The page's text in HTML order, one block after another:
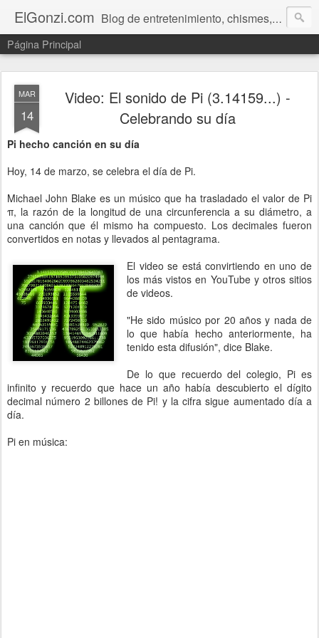
ElGonzi.com Blog de entretenimiento, chismes, humor, farándula, curiosidades, ovnis, noticias calientes, fotos, videos, paranormal y ¡más!
Página Principal
MAR
14
Video: El sonido de Pi (3.14159...) -
Celebrando su día
Pi hecho canción en su día
Hoy, 14 de marzo, se celebra el día de Pi.
Michael John Blake es un músico que ha trasladado el valor de Pi
π, la razón de la longitud de una circunferencia a su diámetro, a
una canción que él mismo ha compuesto. Los decimales fueron
convertidos en notas y llevados al pentagrama.
El video se está convirtiendo en uno de
los más vistos en YouTube y otros sitios
de videos.
"He sido músico por 20 años y nada de
lo que había hecho anteriormente, ha
tenido esta difusión", dice Blake.
De lo que recuerdo del colegio, Pi es
infinito y recuerdo que hace un año había descubierto el dígito
decimal número 2 billones de Pi! y la cifra sigue aumentado día a
día.
Pi en música: